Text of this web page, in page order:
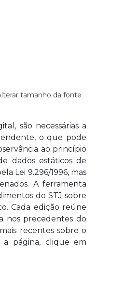
tamanho da fonte
são necessárias a
o que pode
ao princípio
dados estáticos de
Lei 9.296/1996, mas
A ferramenta
do STJ sobre
Cada edição reúne
nos precedentes do
recentes sobre o
a página, clique em